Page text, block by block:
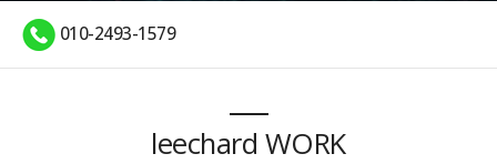
010-2493-1579
leechard WORK